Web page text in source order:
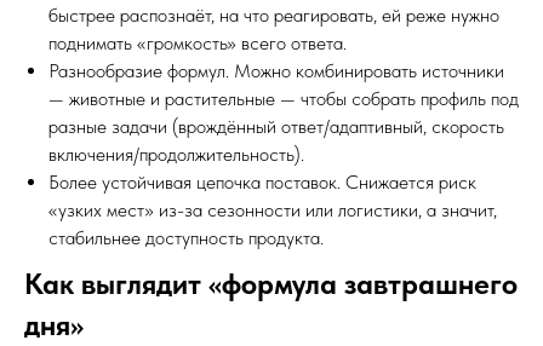
быстрее распознаёт, на что реагировать, ей реже нужно
поднимать «громкость» всего ответа.
Разнообразие формул. Можно комбинировать источники
— животные и растительные — чтобы собрать профиль под
разные задачи (врождённый ответ/адаптивный, скорость
включения/продолжительность).
Более устойчивая цепочка поставок. Снижается риск
«узких мест» из-за сезонности или логистики, а значит,
стабильнее доступность продукта.
Как выглядит «формула завтрашнего
дня»